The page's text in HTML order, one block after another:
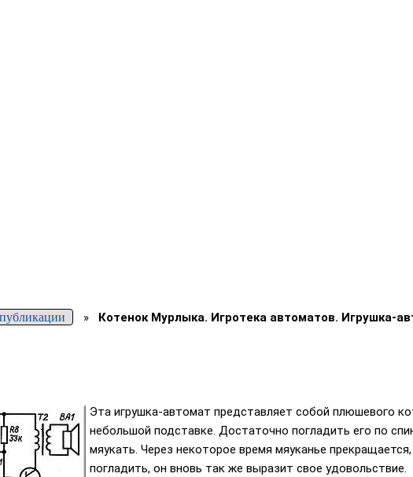
» Котенок Мурлыка. Игротека автоматов. Игрушка-
Эта игрушка-автомат представляет собой плюшевого
небольшой подставке. Достаточно погладить его по
мяукать. Через некоторое время мяуканье
погладить, он вновь так же выразит свое удовольствие.